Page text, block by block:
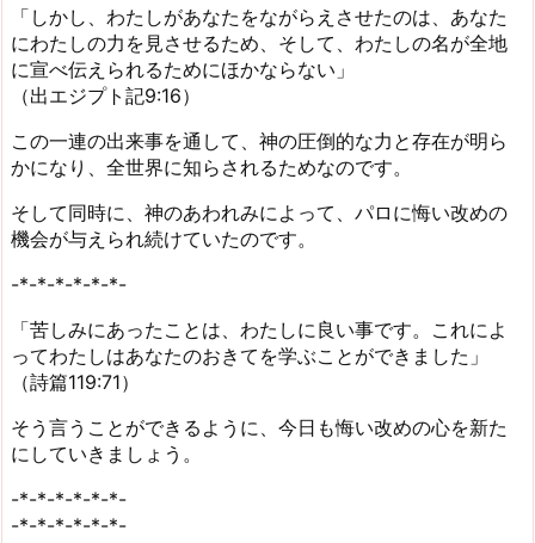
「しかし、わたしがあなたをながらえさせたのは、あなた
にわたしの力を見させるため、そして、わたしの名が全地
に宣べ伝えられるためにほかならない」
（出エジプト記9:16）
この一連の出来事を通して、神の圧倒的な力と存在が明ら
かになり、全世界に知らされるためなのです。
そして同時に、神のあわれみによって、パロに悔い改めの
機会が与えられ続けていたのです。
-*-*-*-*-*-*-
「苦しみにあったことは、わたしに良い事です。これによ
ってわたしはあなたのおきてを学ぶことができました」
（詩篇119:71）
そう言うことができるように、今日も悔い改めの心を新た
にしていきましょう。
-*-*-*-*-*-*-
-*-*-*-*-*-*-